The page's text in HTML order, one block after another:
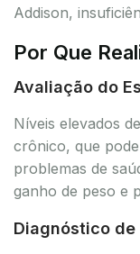
Addison,
Por Que
Avaliação do
Níveis elevados
crônico, que
problemas de
ganho de peso e
Diagnóstico de